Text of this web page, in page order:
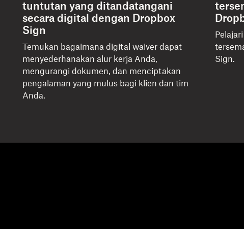
tuntutan yang ditandatangani
secara digital dengan Dropbox
Sign
Temukan bagaimana digital waiver dapat
menyederhanakan alur kerja Anda,
mengurangi dokumen, dan menciptakan
pengalaman yang mulus bagi klien dan tim
Anda.
Sign.